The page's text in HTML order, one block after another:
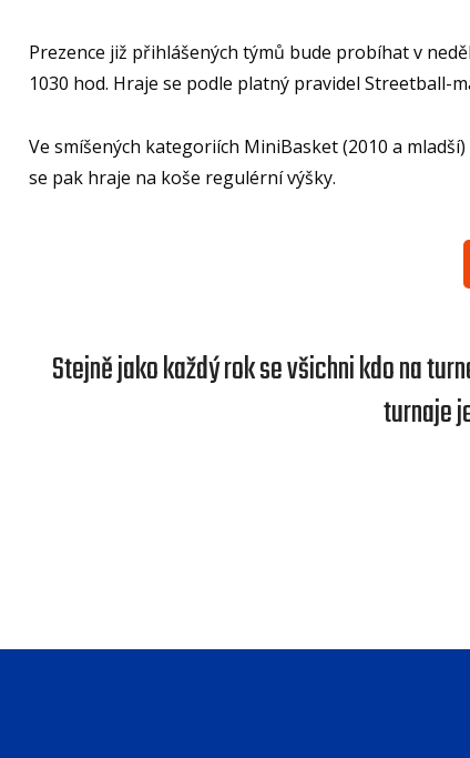
Prezence již přihlášených týmů bude probíhat v
1030 hod. Hraje se podle platný pravidel Streetball-
Ve smíšených kategoriích MiniBasket (2010 a
se pak hraje na koše regulérní výšky.
Stejně jako každý rok se všichni kdo na
turnaje